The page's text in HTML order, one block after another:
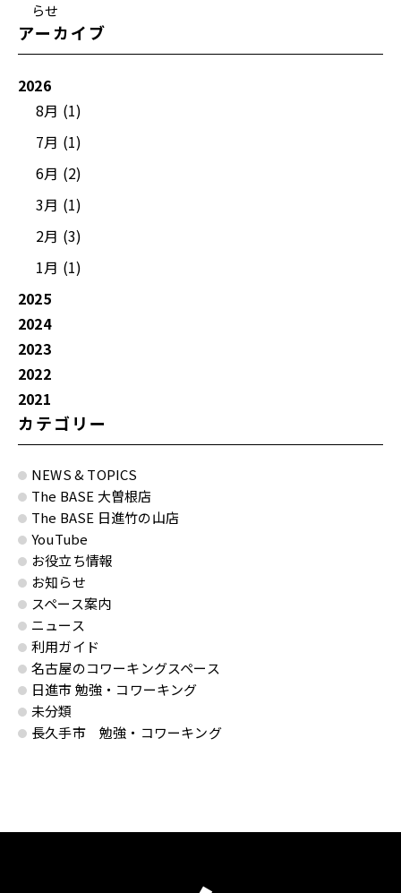
らせ
アーカイブ
2026
8月 (1)
7月 (1)
6月 (2)
3月 (1)
2月 (3)
1月 (1)
2025
2024
2023
2022
2021
カテゴリー
NEWS & TOPICS
The BASE 大曽根店
The BASE 日進竹の山店
YouTube
お役立ち情報
お知らせ
スペース案内
ニュース
利用ガイド
名古屋のコワーキングスペース
日進市 勉強・コワーキング
未分類
長久手市 勉強・コワーキング